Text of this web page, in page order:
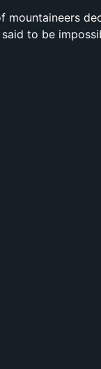
mountaineers
to be